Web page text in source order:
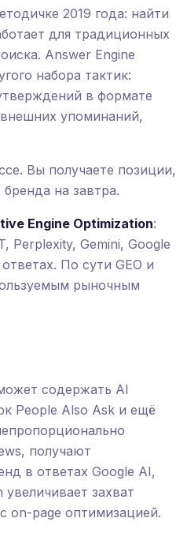
2019 года: найти
для традиционных
Answer Engine
набора тактик:
в формате
упоминаний,
Вы получаете позиции,
на завтра.
Engine Optimization:
Perplexity, Gemini, Google
По сути GEO и
рыночным
содержать AI
People Also Ask и ещё
получают
в ответах Google AI,
захват
on-page оптимизацией.